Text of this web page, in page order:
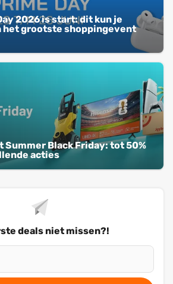
2026 is start: dit kun je
het grootste shoppingevent
Black Friday: tot 50%
acties
deals niet missen?!